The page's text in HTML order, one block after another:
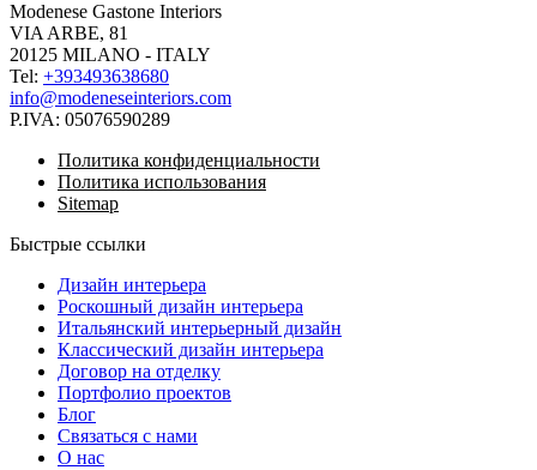
Modenese Gastone Interiors
VIA ARBE, 81
20125 MILANO - ITALY
Tel: +393493638680
info@modeneseinteriors.com
P.IVA: 05076590289
Политика конфиденциальности
Политика использования
Sitemap
Быстрые ссылки
Дизайн интерьера
Роскошный дизайн интерьера
Итальянский интерьерный дизайн
Классический дизайн интерьера
Договор на отделку
Портфолио проектов
Блог
Связаться с нами
О нас